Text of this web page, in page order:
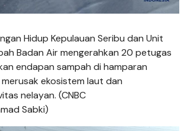
Hidup Kepulauan Seribu dan Unit
Badan Air mengerahkan 20 petugas
endapan sampah di hamparan
ekosistem laut dan
nelayan. (CNBC
Sabki)